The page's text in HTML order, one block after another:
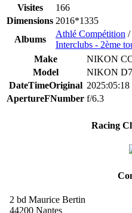
Visites
166
Dimensions 2016*1335
Albums
Athlé Compétition /
Interclubs - 2ème
Make
NIKON
Model
NIKON
DateTimeOriginal 2025:05:18
ApertureFNumber f/6.3
Racing
2 bd Maurice Bertin
44200 Nantes